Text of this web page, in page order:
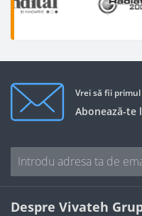
Vrei să fii
Abonează-te
Despre Vivateh